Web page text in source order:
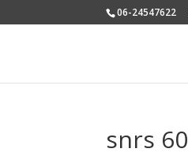
06-24547622
snrs 60